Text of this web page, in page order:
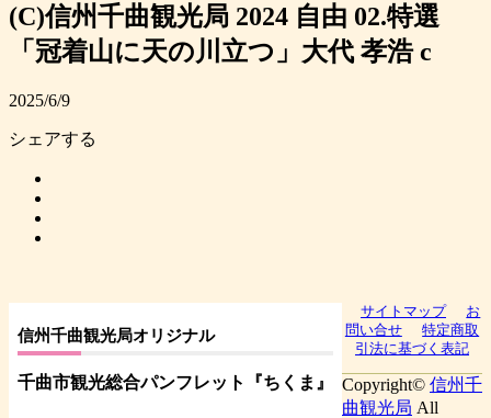
(C)信州千曲観光局 2024 自由 02.特選
「冠着山に天の川立つ」大代 孝浩 c
2025/6/9
シェアする
信州千曲観光局オリジナル
千曲市観光総合パンフレット 『ちくま 』
サイトマップ
お
問い合せ
特定商取
引法に基づく表記
Copyright© 信州千
曲観光局 All